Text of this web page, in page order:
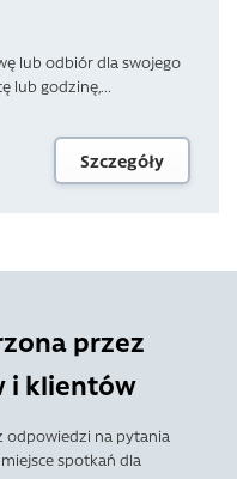
lub odbiór dla swojego
lub godzinę,...
Szczegóły
przez
i klientów
odpowiedzi na pytania
spotkań dla